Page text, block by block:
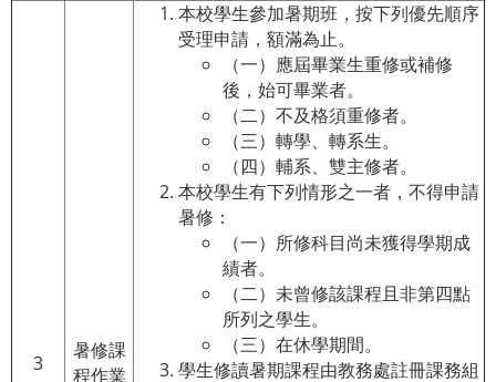
3
暑修課
程作業
本校學生參加暑期班，按下列優先順序
受理申請，額滿為止。
（一）應屆畢業生重修或補修
後，始可畢業者。
（二）不及格須重修者。
（三）轉學、轉系生。
（四）輔系、雙主修者。
本校學生有下列情形之一者，不得申請
暑修：
（一）所修科目尚未獲得學期成
績者。
（二）未曾修該課程且非第四點
所列之學生。
（三）在休學期間。
學生修讀暑期課程由教務處註冊課務組